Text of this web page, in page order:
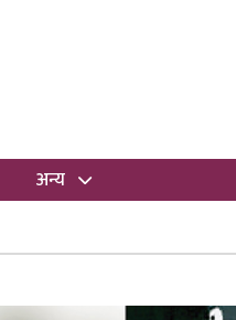
अन्य